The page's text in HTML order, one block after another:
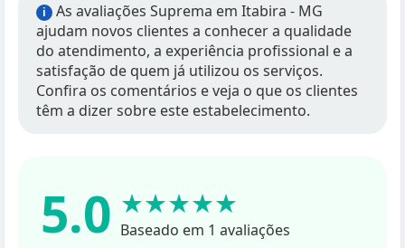
i
As avaliações Suprema em Itabira - MG
ajudam novos clientes a conhecer a qualidade
do atendimento, a experiência profissional e a
satisfação de quem já utilizou os serviços.
Confira os comentários e veja o que os clientes
têm a dizer sobre este estabelecimento.
5.0 ★★★★★
Baseado em 1 avaliações